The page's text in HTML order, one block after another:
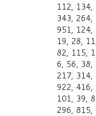
112,
343, 264,
951, 124,
19, 28,
82, 115,
6, 56, 38,
217, 314,
922, 416,
101, 39,
296, 815,